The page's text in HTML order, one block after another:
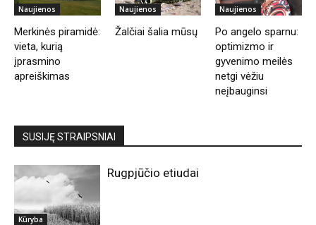
Naujienos
Merkinės piramidė:
vieta, kurią
įprasmino
apreiškimas
Naujienos
Žalčiai šalia mūsų
Naujienos
Po angelo sparnu:
optimizmo ir
gyvenimo meilės
netgi vėžiu
neįbauginsi
SUSIJĘ STRAIPSNIAI
Kūryba
Rugpjūčio etiudai